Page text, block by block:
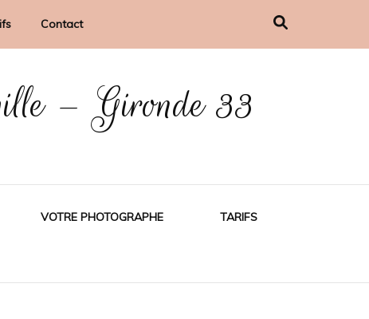
Contact
– Gironde 33
VOTRE PHOTOGRAPHE TARIFS